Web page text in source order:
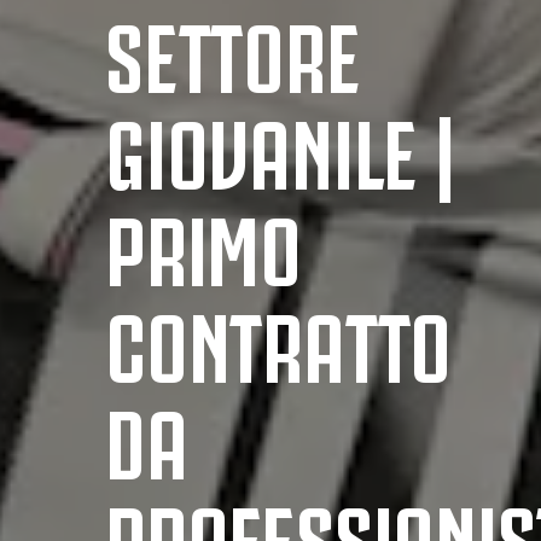
SETTORE
GIOVANILE |
PRIMO
CONTRATTO
DA